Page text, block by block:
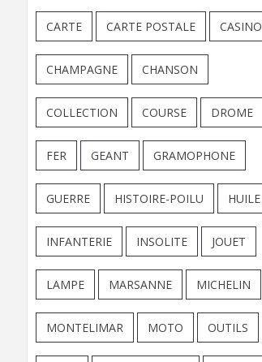
CARTE CARTE POSTALE CASINO
CHAMPAGNE CHANSON
COLLECTION COURSE DROME
FER GEANT GRAMOPHONE
GUERRE HISTOIRE-POILU HUILE
INFANTERIE INSOLITE JOUET
LAMPE MARSANNE MICHELIN
MONTELIMAR MOTO OUTILS